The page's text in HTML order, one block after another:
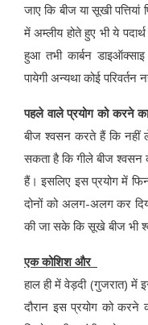
जाए कि बीज या सूखी
में अम्लीय होते हुए भी ये
हुआ तभी कार्बन
पायेगी अन्यथा कोई परिवर्तन
पहले वाले प्रयोग को करने
बीज श्वसन करते हैं कि नहीं
सकता है कि गीले बीज श्वसन
हैं। इसलिए इस प्रयोग में
दोनों को अलग-अलग कर
की जा सके कि सूखे बीज भी
एक कोशिश और
हाल ही में वेड़दी (गुजरात) में
दौरान इस प्रयोग को करने